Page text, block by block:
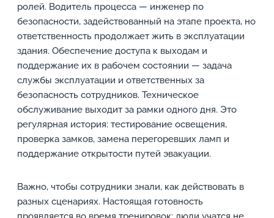
ролей. Водитель процесса — инженер по
безопасности, задействованный на этапе проекта, но
ответственность продолжает жить в эксплуатации
здания. Обеспечение доступа к выходам и
поддержание их в рабочем состоянии — задача
службы эксплуатации и ответственных за
безопасность сотрудников. Техническое
обслуживание выходит за рамки одного дня. Это
регулярная история: тестирование освещения,
проверка замков, замена перегоревших ламп и
поддержание открытости путей эвакуации.
Важно, чтобы сотрудники знали, как действовать в
разных сценариях. Настоящая готовность